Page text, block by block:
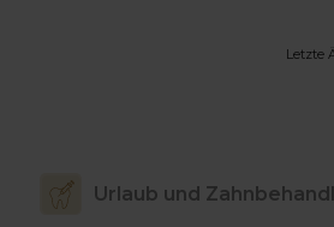
Letzte
Urlaub und